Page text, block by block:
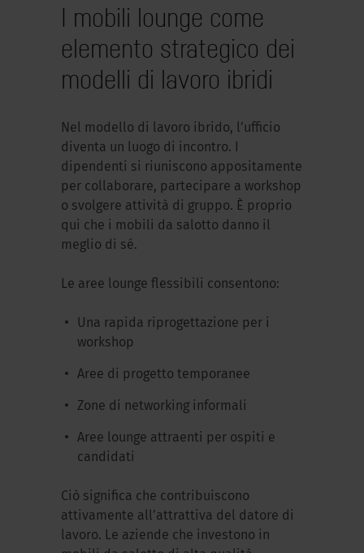
I mobili lounge come
elemento strategico dei
modelli di lavoro ibridi
Nel modello di lavoro ibrido, l’ufficio
diventa un luogo di incontro. I
dipendenti si riuniscono appositamente
per collaborare, partecipare a workshop
o svolgere attività di gruppo. È proprio
qui che i mobili da salotto danno il
meglio di sé.
Le aree lounge flessibili consentono:
Una rapida riprogettazione per i
workshop
Aree di progetto temporanee
Zone di networking informali
Aree lounge attraenti per ospiti e
candidati
Ciò significa che contribuiscono
attivamente all’attrattiva del datore di
lavoro. Le aziende che investono in